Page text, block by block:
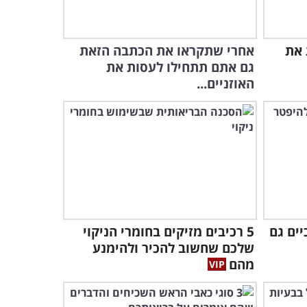
5:00
ביותר לבריאות: מידע שכדאי
להכיר!
6:09
המחקרים האלה מצאו קשר
מדאיג בין מחלת הסרטן לבשר
מעובד...
17:36
פרופ' ציפי שטראוס מסבירה:
האם אפשר להישאר צעירים
לנצח?
לא תאמינו כמה דברים
את
אחרי שתקראו את הכתבה הזאת
גם אתם תתחילו לעסות את
האוזניים...
גם
5 רכיבים מזיקים בחומרי הניקוי
שלכם שחשוב להכיר ולהימנע
מהם